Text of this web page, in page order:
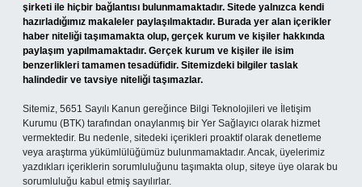
şirketi ile hiçbir bağlantısı bulunmamaktadır. Sitede yalnızca kendi
hazırladığımız makaleler paylaşılmaktadır. Burada yer alan içerikler
haber niteliği taşımamakta olup, gerçek kurum ve kişiler hakkında
paylaşım yapılmamaktadır. Gerçek kurum ve kişiler ile isim
benzerlikleri tamamen tesadüfidir. Sitemizdeki bilgiler taslak
halindedir ve tavsiye niteliği taşımazlar.
Sitemiz, 5651 Sayılı Kanun gereğince Bilgi Teknolojileri ve İletişim
Kurumu (BTK) tarafından onaylanmış bir Yer Sağlayıcı olarak hizmet
vermektedir. Bu nedenle, sitedeki içerikleri proaktif olarak denetleme
veya araştırma yükümlülüğümüz bulunmamaktadır. Ancak, üyelerimiz
yazdıkları içeriklerin sorumluluğunu taşımakta olup, siteye üye olarak bu
sorumluluğu kabul etmiş sayılırlar.